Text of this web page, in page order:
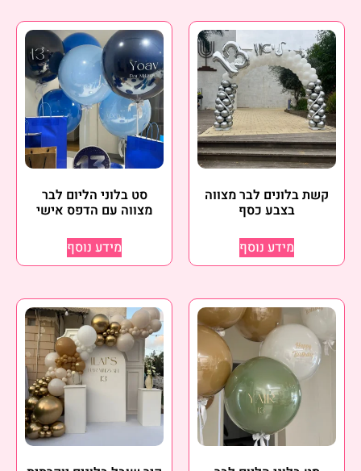
קשת בלונים לבר מצווה
בצבע כסף
מידע נוסף
סט בלוני הליום לבר
מצווה עם הדפס אישי
מידע נוסף